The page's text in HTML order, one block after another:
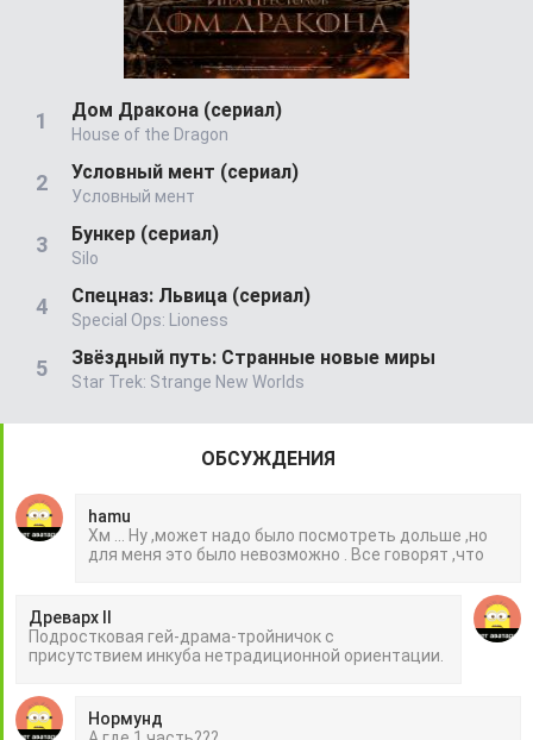
Дом Дракона (сериал)
House of the Dragon
Условный мент (сериал)
Условный мент
Бункер (сериал)
Silo
Спецназ: Львица (сериал)
Special Ops: Lioness
Звёздный путь: Странные новые миры
Star Trek: Strange New Worlds
ОБСУЖДЕНИЯ
hamu
Хм ... Ну ,может надо было посмотреть дольше ,но
для меня это было невозможно . Все говорят ,что
Древарх II
Подростковая гей-драма-тройничок с
присутствием инкуба нетрадиционной ориентации.
Нормунд